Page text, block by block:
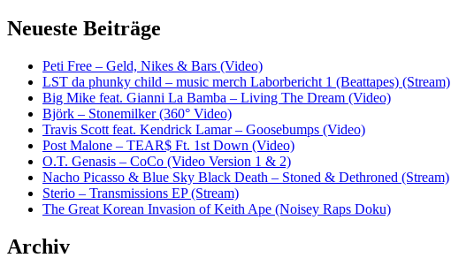
Neueste Beiträge
Peti Free – Geld, Nikes & Bars (Video)
LST da phunky child – music merch Laborbericht 1 (Beattapes) (Stream)
Big Mike feat. Gianni La Bamba – Living The Dream (Video)
Björk – Stonemilker (360° Video)
Travis Scott feat. Kendrick Lamar – Goosebumps (Video)
Post Malone – TEAR$ Ft. 1st Down (Video)
O.T. Genasis – CoCo (Video Version 1 & 2)
Nacho Picasso & Blue Sky Black Death – Stoned & Dethroned (Stream)
Sterio – Transmissions EP (Stream)
The Great Korean Invasion of Keith Ape (Noisey Raps Doku)
Archiv